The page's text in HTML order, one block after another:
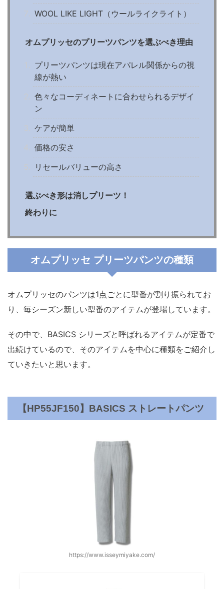
WOOL LIKE LIGHT（ウールライクライト）
オムプリッセのプリーツパンツを選ぶべき理由
プリーツパンツは現在アパレル関係からの視
線が熱い
色々なコーディネートに合わせられるデザイ
ン
ケアが簡単
価格の安さ
リセールバリューの高さ
選ぶべき形は消しプリーツ！
終わりに
オムプリッセ プリーツパンツの種類
オムプリッセのパンツは1点ごとに型番が割り振られてお
り、毎シーズン新しい型番のアイテムが登場しています。
その中で、BASICS シリーズと呼ばれるアイテムが定番で
出続けているので、そのアイテムを中心に種類をご紹介し
ていきたいと思います。
【HP55JF150】BASICS ストレートパンツ
https://www.isseymiyake.com/